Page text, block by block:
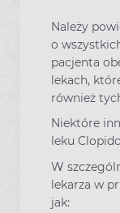
Należy
o
pacjenta
lekach,
również
Niektóre
leku
W
lekarza w
jak: